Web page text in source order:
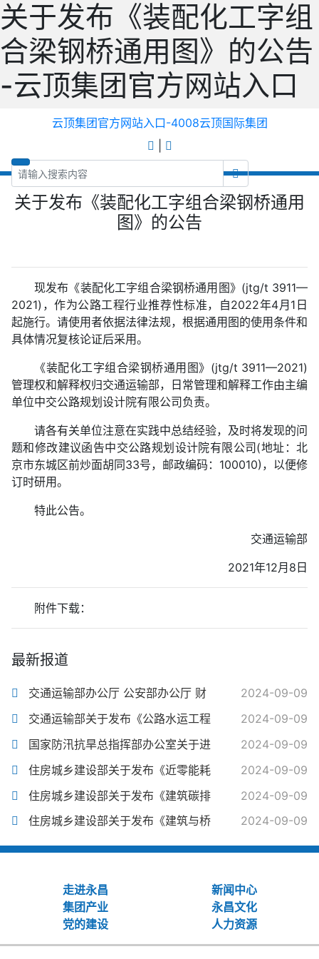
关于发布《装配化工字组
合梁钢桥通用图》的公告
-云顶集团官方网站入口
云顶集团官方网站入口-4008云顶国际集团
关于发布《装配化工字组合梁钢桥通用
图》的公告
现发布《装配化工字组合梁钢桥通用图》(jtg/t 3911—
2021)，作为公路工程行业推荐性标准，自2022年4月1日
起施行。请使用者依据法律法规，根据通用图的使用条件和
具体情况复核论证后采用。
《装配化工字组合梁钢桥通用图》(jtg/t 3911—2021)
管理权和解释权归交通运输部，日常管理和解释工作由主编
单位中交公路规划设计院有限公司负责。
请各有关单位注意在实践中总结经验，及时将发现的问
题和修改建议函告中交公路规划设计院有限公司(地址：北
京市东城区前炒面胡同33号，邮政编码：100010)，以便修
订时研用。
特此公告。
交通运输部
2021年12月8日
附件下载：
最新报道
交通运输部办公厅 公安部办公厅 财
2024-09-09
交通运输部关于发布《公路水运工程
2024-09-09
国家防汛抗旱总指挥部办公室关于进
2024-09-09
住房城乡建设部关于发布《近零能耗
2024-09-09
住房城乡建设部关于发布《建筑碳排
2024-09-09
住房城乡建设部关于发布《建筑与桥
2024-09-09
走进永昌
新闻中心
集团产业
永昌文化
党的建设
人力资源